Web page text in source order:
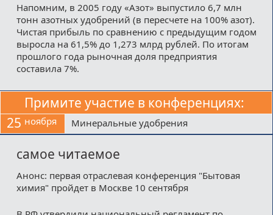
Напомним, в 2005 году «Азот» выпустило 6,7 млн
тонн азотных удобрений (в пересчете на 100% азот).
Чистая прибыль по сравнению с предыдущим годом
выросла на 61,5% до 1,273 млрд рублей. По итогам
прошлого года рыночная доля предприятия
составила 7%.
Примите участие в конференциях:
25 ноября Минеральные удобрения
самое читаемое
Анонс: первая отраслевая конференция "Бытовая
химия" пройдет в Москве 10 сентября